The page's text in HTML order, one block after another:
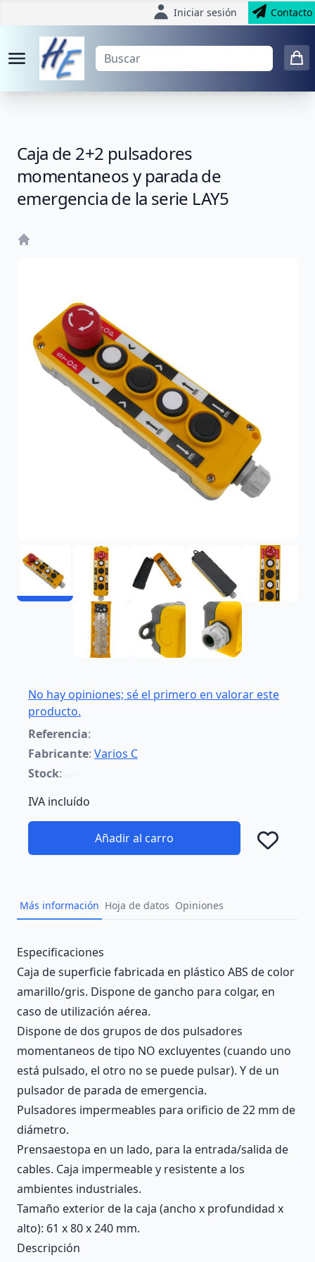
Iniciar sesión Contacto
Caja de 2+2 pulsadores
momentaneos y parada de
emergencia de la serie LAY5
No hay opiniones; sé el primero en valorar este
producto.
Referencia:
Fabricante: Varios C
Stock:
IVA incluído
Añadir al carro
Más información Hoja de datos Opiniones
Description
Especificaciones
Caja de superficie fabricada en plástico ABS de color
amarillo/gris. Dispone de gancho para colgar, en
caso de utilización aérea.
Dispone de dos grupos de dos pulsadores
momentaneos de tipo NO excluyentes (cuando uno
está pulsado, el otro no se puede pulsar). Y de un
pulsador de parada de emergencia.
Pulsadores impermeables para orificio de 22 mm de
diámetro.
Prensaestopa en un lado, para la entrada/salida de
cables. Caja impermeable y resistente a los
ambientes industriales.
Tamaño exterior de la caja (ancho x profundidad x
alto): 61 x 80 x 240 mm.
Descripción